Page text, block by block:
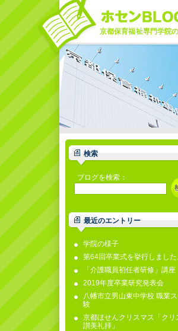
京都保育福祉専門学院
検索
ブログを検索：
最近のエントリー
学院の様子
第64回卒業式を挙行しました
「介護職員初任者研修」講座
2019年度卒業研究発表会
八幡市立男山東中学校 職業
験
京都ほせんクリスマス「クリ
讃美礼拝」